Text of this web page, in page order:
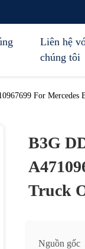
Liên hệ
chúng tôi
For Mercedes
B3G
Truck
Nguồn gốc